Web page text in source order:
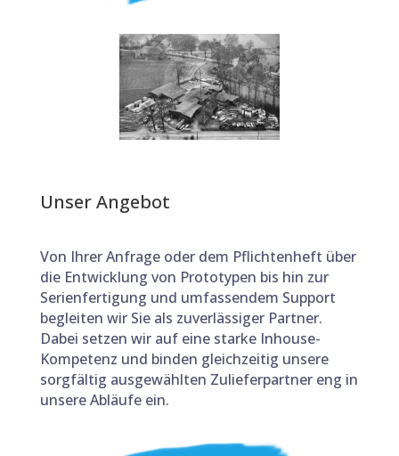
Unser Angebot
Von Ihrer Anfrage oder dem Pflichtenheft über
die Entwicklung von Prototypen bis hin zur
Serienfertigung und umfassendem Support
begleiten wir Sie als zuverlässiger Partner.
Dabei setzen wir auf eine starke Inhouse-
Kompetenz und binden gleichzeitig unsere
sorgfältig ausgewählten Zulieferpartner eng in
unsere Abläufe ein.